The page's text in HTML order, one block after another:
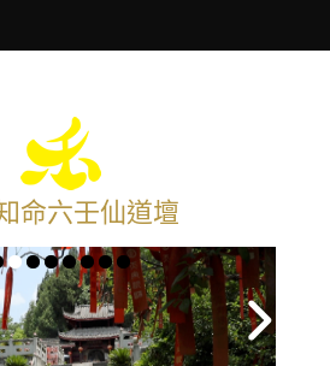
命六壬仙道壇